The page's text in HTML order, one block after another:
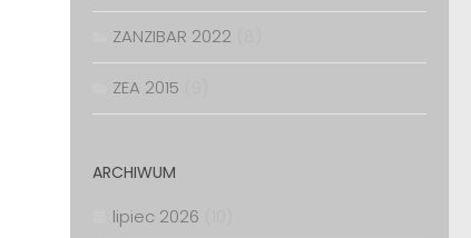
ZANZIBAR 2022
ZEA 2015
ARCHIWUM
lipiec 2026